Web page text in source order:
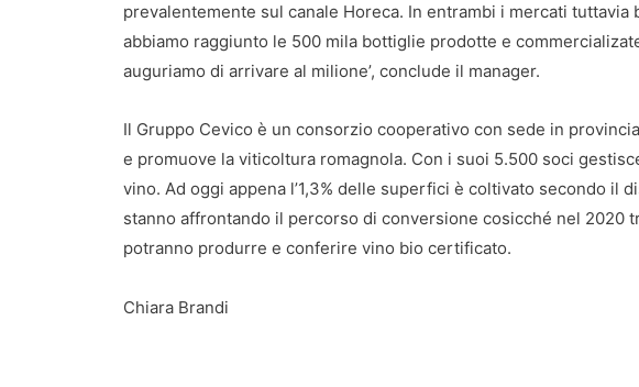
prevalentemente sul canale Horeca. In entrambi i mercati tuttavia
abbiamo raggiunto le 500 mila bottiglie prodotte e
auguriamo di arrivare al milione’, conclude il manager.
Il Gruppo Cevico è un consorzio cooperativo con sede in
e promuove la viticoltura romagnola. Con i suoi 5.500 soci
vino. Ad oggi appena l’1,3% delle superfici è coltivato secondo il
stanno affrontando il percorso di conversione cosicché nel 2020
potranno produrre e conferire vino bio certificato.
Chiara Brandi